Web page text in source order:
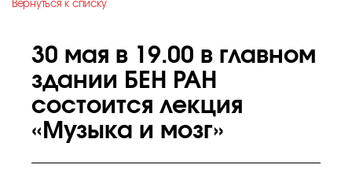
Вернуться к списку
30 мая в 19.00 в главном
здании БЕН РАН
состоится лекция
«Музыка и мозг»